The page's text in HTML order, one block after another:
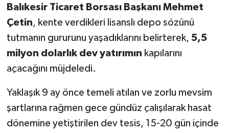
Balıkesir Ticaret Borsası Başkanı Mehmet
Çetin, kente verdikleri lisanslı depo sözünü
tutmanın gururunu yaşadıklarını belirterek, 5,5
milyon dolarlık dev yatırımın kapılarını
açacağını müjdeledi.
Yaklaşık 9 ay önce temeli atılan ve zorlu mevsim
şartlarına rağmen gece gündüz çalışılarak hasat
dönemine yetiştirilen dev tesis, 15-20 gün içinde
MANŞET
Manyas
OLAY
OTOMOTİV
Resmi İlanlar